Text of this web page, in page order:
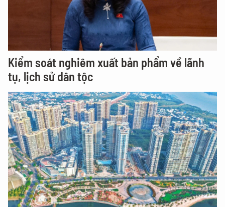
Kiểm soát nghiêm xuất bản phẩm về lãnh
tụ, lịch sử dân tộc